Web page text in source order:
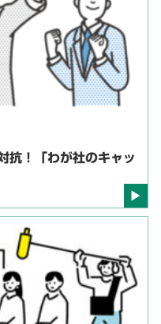
抗！「わが社のキャッ